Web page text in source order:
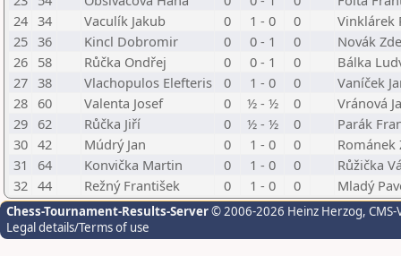
24 34 Vaculík Jakub 0 1 - 0 0
Vinklárek
25 36 Kincl Dobromir 0 0 - 1 0
Novák
26 58 Růčka Ondřej 0 0 - 1 0
Bálka
27 38 Vlachopulos Elefteris 0 1 - 0 0
Vaníček
28 60 Valenta Josef 0 ½ - ½ 0
Vránová
29 62 Růčka Jiří 0 ½ - ½ 0
Parák
30 42 Múdrý Jan 0 1 - 0 0
Románek
31
64 Konvička Martin 0 1 - 0 0
Růžička
32 44 Režný František 0 1 - 0 0 Mladý
Chess-Tournament-Results-Server© 2006-2026 Heinz Herzog,
Legal details/Terms of use